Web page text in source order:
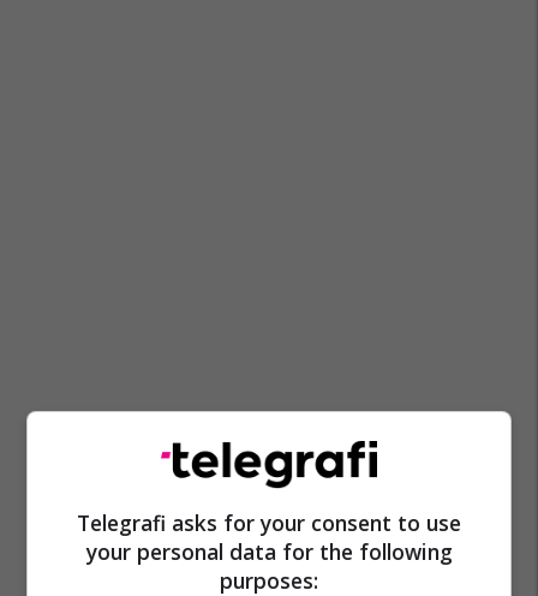
Telegrafi asks for your consent to use
your personal data for the following
purposes: